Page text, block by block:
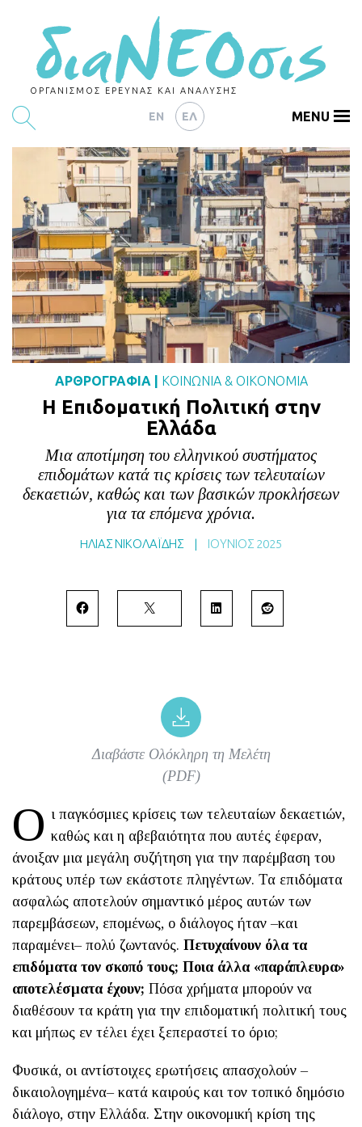
ΟΡΓΑΝΙΣΜΟΣ ΕΡΕΥΝΑΣ ΚΑΙ ΑΝΑΛΥΣΗΣ
EN ΕΛ
ΕΡΕΥΝΕΣ
ΑΡΘΡΟΓΡΑΦΙΑ
ΕΚΔΗΛΩΣΕΙΣ
DATA
ΔΕΙΚΤΕΣ
CHARTS
PODCASTS
BLOG
ABOUT
ΕΠΙΚΟΙΝΩΝΙΑ
ΕΚΔΟΣΕΙΣ
MENU
ΑΡΘΡΟΓΡΑΦΙΑ ΚΟΙΝΩΝΙΑ& ΟΙΚΟΝΟΜΙΑ
Η Επιδοματική Πολιτική στην
Ελλάδα
Μια αποτίμηση του ελληνικού συστήματος
επιδομάτων κατά τις κρίσεις των τελευταίων
δεκαετιών, καθώς και των βασικών προκλήσεων
για τα επόμενα χρόνια.
HΛΙΑΣ ΝΙΚΟΛΑΪΔΗΣ | ΙΟΎΝΙΟΣ 2025
Διαβάστε Ολόκληρη τη Μελέτη
(PDF)
Ο ι παγκόσμιες κρίσεις των τελευταίων δεκαετιών,
καθώς και η αβεβαιότητα που αυτές έφεραν,
άνοιξαν μια μεγάλη συζήτηση για την παρέμβαση του
κράτους υπέρ των εκάστοτε πληγέντων. Τα επιδόματα
ασφαλώς αποτελούν σημαντικό μέρος αυτών των
παρεμβάσεων, επομένως, ο διάλογος ήταν –και
παραμένει– πολύ ζωντανός. Πετυχαίνουν όλα τα
επιδόματα τον σκοπό τους; Ποια άλλα «παράπλευρα»
αποτελέσματα έχουν; Πόσα χρήματα μπορούν να
διαθέσουν τα κράτη για την επιδοματική πολιτική τους
και μήπως εν τέλει έχει ξεπεραστεί το όριο;
Φυσικά, οι αντίστοιχες ερωτήσεις απασχολούν –
δικαιολογημένα– κατά καιρούς και τον τοπικό δημόσιο
διάλογο, στην Ελλάδα. Στην οικονομική κρίση της